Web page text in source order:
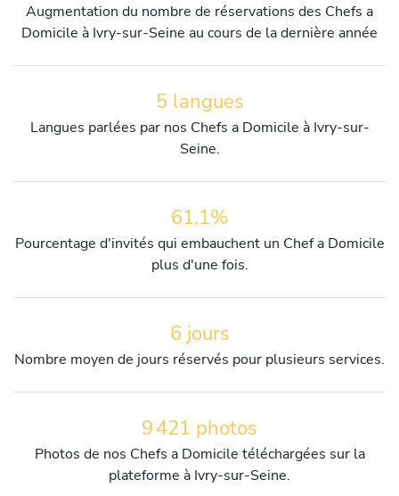
Augmentation du nombre de réservations des Chefs a
Domicile à Ivry-sur-Seine au cours de la dernière année
5 langues
Langues parlées par nos Chefs a Domicile à Ivry-sur-
Seine.
61,1%
Pourcentage d'invités qui embauchent un Chef a Domicile
plus d'une fois.
6 jours
Nombre moyen de jours réservés pour plusieurs services.
9 421 photos
Photos de nos Chefs a Domicile téléchargées sur la
plateforme à Ivry-sur-Seine.